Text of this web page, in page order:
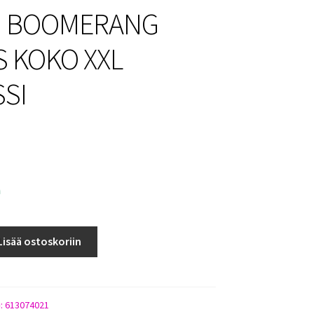
BOOMERANG
KOKO XXL
ostoskoriin
613074021